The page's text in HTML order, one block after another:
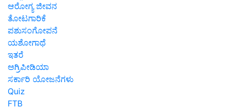
ಆರೋಗ್ಯ ಜೀವನ
ತೋಟಗಾರಿಕೆ
ಪಶುಸಂಗೋಪನೆ
ಯಶೋಗಾಥೆ
ಇತರೆ
ಅಗ್ರಿಪೀಡಿಯಾ
ಸರ್ಕಾರಿ ಯೋಜನೆಗಳು
Quiz
FTB